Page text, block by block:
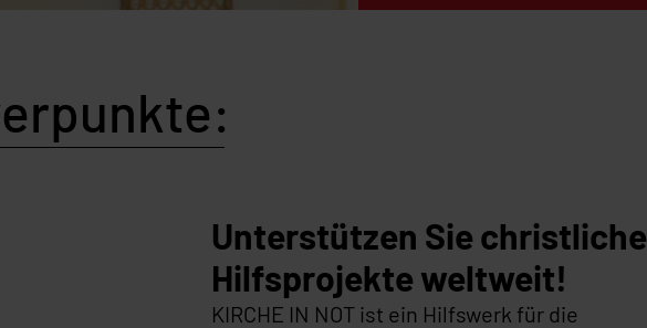
Unterstützen Sie christliche
Hilfsprojekte weltweit!
KIRCHE IN NOT ist ein Hilfswerk für die